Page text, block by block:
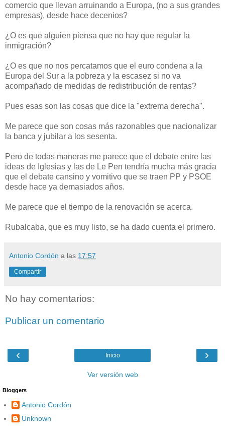
comercio que llevan arruinando a Europa, (no a sus grandes
empresas), desde hace decenios?
¿O es que alguien piensa que no hay que regular la
inmigración?
¿O es que no nos percatamos que el euro condena a la
Europa del Sur a la pobreza y la escasez si no va
acompañado de medidas de redistribución de rentas?
Pues esas son las cosas que dice la "extrema derecha".
Me parece que son cosas más razonables que nacionalizar
la banca y jubilar a los sesenta.
Pero de todas maneras me parece que el debate entre las
ideas de Iglesias y las de Le Pen tendría mucha más gracia
que el debate cansino y vomitivo que se traen PP y PSOE
desde hace ya demasiados años.
Me parece que el tiempo de la renovación se acerca.
Rubalcaba, que es muy listo, se ha dado cuenta el primero.
Antonio Cordón a las 17:57
Compartir
No hay comentarios:
Publicar un comentario
‹ ›
Inicio
Ver versión web
Bloggers
Antonio Cordón
Unknown